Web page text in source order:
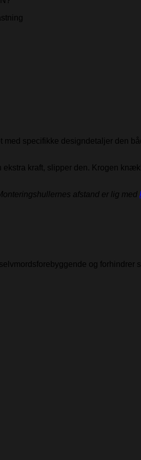
specifikke designdetaljer den
kraft, slipper den. Krogen
afstand er lig med
og forhindrer